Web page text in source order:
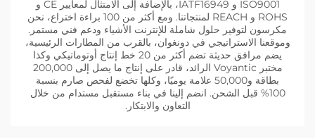
ISO9001 و IATF16949، بالإضافة إلى الامتثال لمعايير CE و
ROHS و REACH لمنتجاتنا. ومع أكثر من 100 براءة اختراع، نحن
مكرسون لتوفير حلول شاملة للإنترنت الأشياء ودعم فني مستمر.
وموقعنا الاستراتيجي في دونغوان، بالقرب من المطارات الرئيسية،
يضم مرافق حديثة تضم أكثر من 20 خط إنتاج أوتوماتيكي وكذا
مختبر Voyantic الرائد، قادر على إنتاج ما يصل إلى 200,000
بطاقة و50,000 علامة يوميًا، وكلها تخضع لفحص صارم بنسبة
100% قبل الشحن. انضم إلينا في بناء مستقبل مستدام من خلال
التعاون والابتكار.